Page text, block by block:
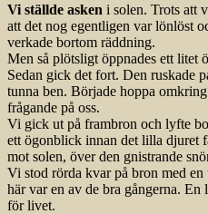
Vi ställde asken i solen. Trots att
att det nog egentligen var lönlöst
verkade bortom räddning.
Men så plötsligt öppnades ett litet
Sedan gick det fort. Den ruskade
tunna ben. Började hoppa
frågande på oss.
Vi gick ut på frambron och lyfte
ett ögonblick innan det lilla djuret
mot solen, över den gnistrande
Vi stod rörda kvar på bron med
här var en av de bra gångerna.
för livet.